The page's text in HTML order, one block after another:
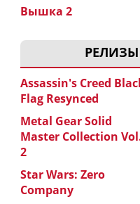
Вышка 2
Assassin's Creed
Flag Resynced
Metal Gear Solid
Master Collection
2
Star Wars: Zero
Company